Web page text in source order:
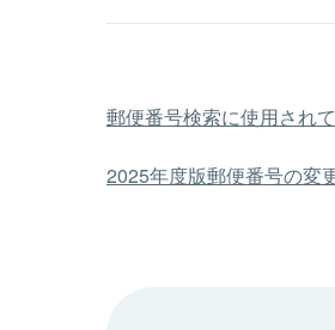
郵便番号検索に使用され
2025年度版郵便番号の変